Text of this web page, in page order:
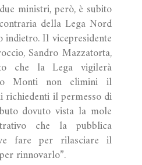
ministri, però, è subito
della Lega Nord
indietro. Il vicepresidente
Sandro Mazzatorta,
che la Lega vigilerà
Monti non elimini il
richiedenti il permesso di
dovuto vista la mole
che la pubblica
fare per rilasciare il
rinnovarlo”.